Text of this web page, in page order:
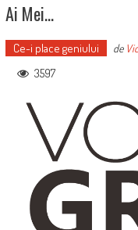
Ai Mei…
Ce-i place geniului de
3597